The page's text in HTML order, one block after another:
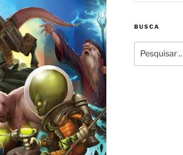
BUSCA
por: